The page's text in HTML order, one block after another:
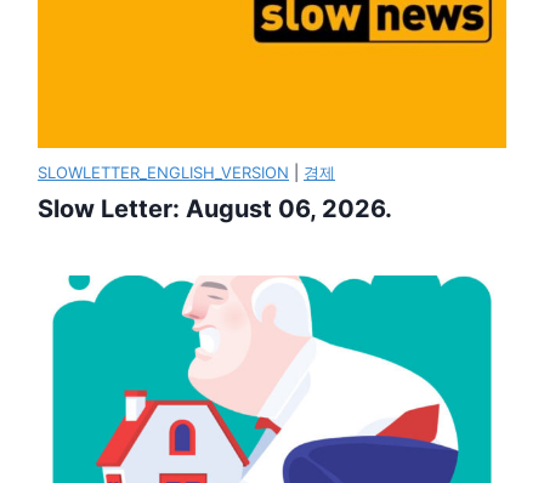
SLOWLETTER_ENGLISH_VERSION 경제
Slow Letter: August 06, 2026.